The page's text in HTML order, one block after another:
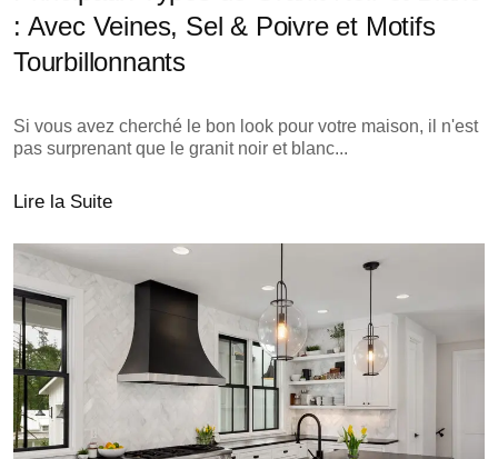
: Avec Veines, Sel & Poivre et Motifs
Tourbillonnants
Si vous avez cherché le bon look pour votre maison, il n'est
pas surprenant que le granit noir et blanc...
Lire la Suite